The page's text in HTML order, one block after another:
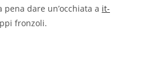
dare un’occhiata a it-
fronzoli.